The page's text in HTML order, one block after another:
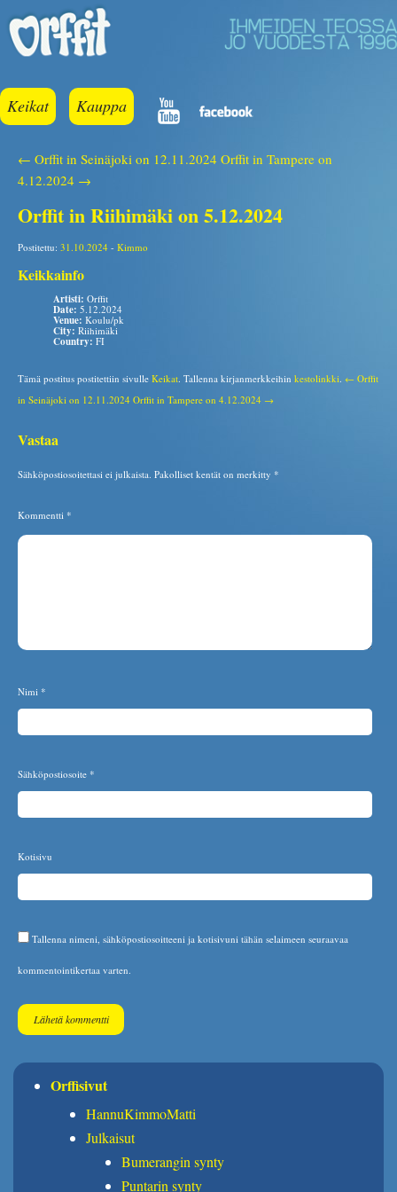
Keikat Kauppa
← Orffit in Seinäjoki on 12.11.2024 Orffit in Tampere on
4.12.2024 →
Orffit in Riihimäki on 5.12.2024
Postitettu: 31.10.2024 - Kimmo
Keikkainfo
Artisti: Orffit
Date: 5.12.2024
Venue: Koulu/pk
City: Riihimäki
Country: FI
Tämä postitus postitettiin sivulle Keikat . Tallenna kirjanmerkkeihin kestolinkki ← Orffit
in Seinäjoki on 12.11.2024 Orffit in Tampere on 4.12.2024 →
Vastaa
Sähköpostiosoitettasi ei julkaista. Pakolliset kentät on merkitty *
Kommentti *
Nimi *
Sähköpostiosoite *
Kotisivu
Tallenna nimeni, sähköpostiosoitteeni ja kotisivuni tähän selaimeen seuraavaa
kommentointikertaa varten.
Orffisivut
HannuKimmoMatti
Julkaisut
Bumerangin synty
Puntarin synty